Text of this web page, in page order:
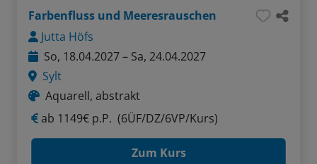
Farbenfluss und Meeresrauschen
Jutta Höfs
So, 18.04.2027 – Sa, 24.04.2027
Sylt
Aquarell, abstrakt
ab 1149€ p.P. (6ÜF/DZ/6VP/Kurs)
Zum Kurs